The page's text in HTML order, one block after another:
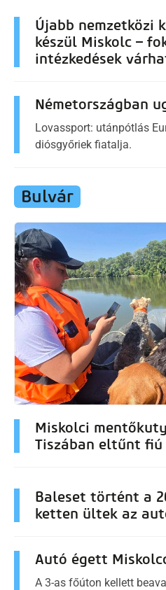
Újabb nemzetközi
készül Miskolc –
intézkedések
Németországban
Lovassport: utánpótlás
diósgyőriek fiatalja.
Bulvár
Miskolci
Tiszában eltűnt
Baleset történt a
ketten ültek az
Autó égett
A 3-as főúton kellett